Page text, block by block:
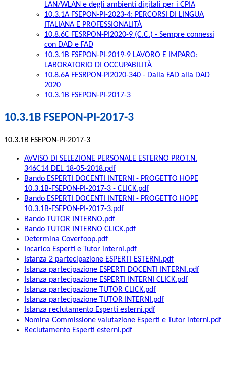
LAN/WLAN e degli ambienti digitali per i CPIA
10.3.1A FSEPON-PI-2023-4: PERCORSI DI LINGUA
ITALIANA E PROFESSIONALITÀ
10.8.6C FESRPON-PI2020-9 (C.C.) - Sempre connessi
con DAD e FAD
10.3.1B FSEPON-PI-2019-9 LAVORO E IMPARO:
LABORATORIO DI OCCUPABILITÀ
10.8.6A FESRPON-PI2020-340 - Dalla FAD alla DAD
2020
10.3.1B FSEPON-PI-2017-3
10.3.1B FSEPON-PI-2017-3
10.3.1B FSEPON-PI-2017-3
AVVISO DI SELEZIONE PERSONALE ESTERNO PROT.N.
346C14 DEL 18-05-2018.pdf
Bando ESPERTI DOCENTI INTERNI - PROGETTO HOPE
10.3.1B-FSEPON-PI-2017-3 - CLICK.pdf
Bando ESPERTI DOCENTI INTERNI - PROGETTO HOPE
10.3.1B-FSEPON-PI-2017-3.pdf
Bando TUTOR INTERNO.pdf
Bando TUTOR INTERNO CLICK.pdf
Determina Coverfoop.pdf
Incarico Esperti e Tutor interni.pdf
Istanza 2 partecipazione ESPERTI ESTERNI.pdf
Istanza partecipazione ESPERTI DOCENTI INTERNI.pdf
Istanza partecipazione ESPERTI INTERNI CLICK.pdf
Istanza partecipazione TUTOR CLICK.pdf
Istanza partecipazione TUTOR INTERNI.pdf
Istanza reclutamento Esperti esterni.pdf
Nomina Commissione valutazione Esperti e Tutor interni.pdf
Reclutamento Esperti esterni.pdf